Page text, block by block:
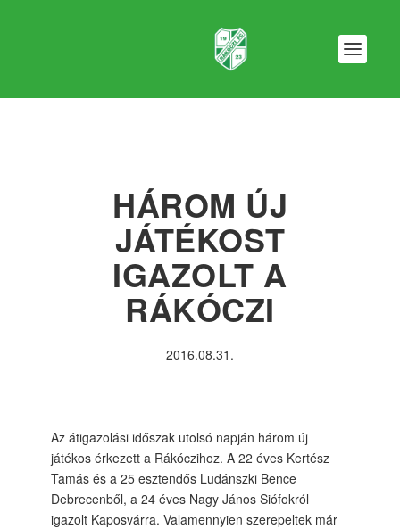
HÁROM ÚJ
JÁTÉKOST
IGAZOLT A
RÁKÓCZI
2016.08.31.
Az átigazolási időszak utolsó napján három új
játékos érkezett a Rákóczihoz. A 22 éves Kertész
Tamás és a 25 esztendős Ludánszki Bence
Debrecenből, a 24 éves Nagy János Siófokról
igazolt Kaposvárra. Valamennyien szerepeltek már